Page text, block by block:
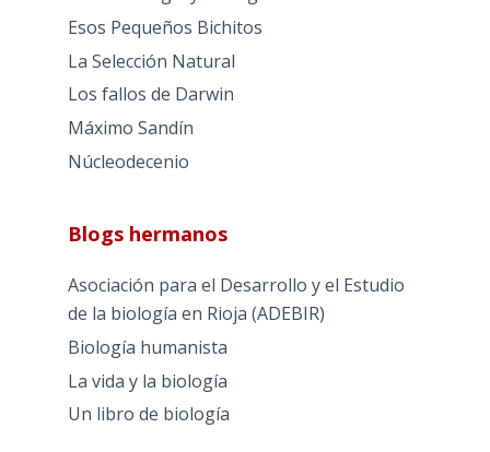
Esos Pequeños Bichitos
La Selección Natural
Los fallos de Darwin
Máximo Sandín
Núcleodecenio
Blogs hermanos
Asociación para el Desarrollo y el Estudio
de la biología en Rioja (ADEBIR)
Biología humanista
La vida y la biología
Un libro de biología